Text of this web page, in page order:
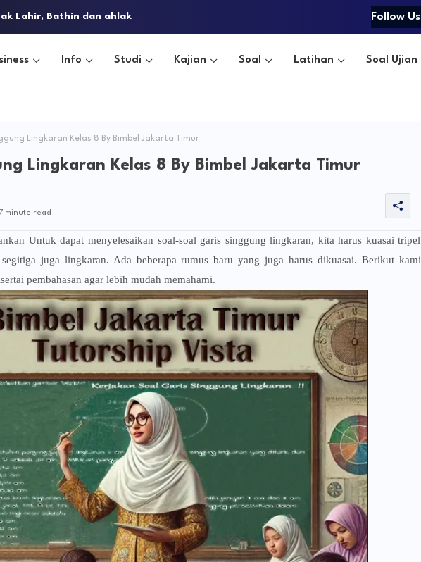
Lahir, Bathin dan ahlak Follow Us
Info Studi Kajian Soal Latihan Soal Ujian
Lingkaran Kelas 8 By Bimbel Jakarta Timur
Lingkaran Kelas 8 By Bimbel Jakarta Timur
7 minute read
Untuk dapat menyelesaikan soal-soal garis singgung lingkaran, kita harus kuasai tripel
juga lingkaran. Ada beberapa rumus baru yang juga harus dikuasai. Berikut kami
pembahasan agar lebih mudah memahami.